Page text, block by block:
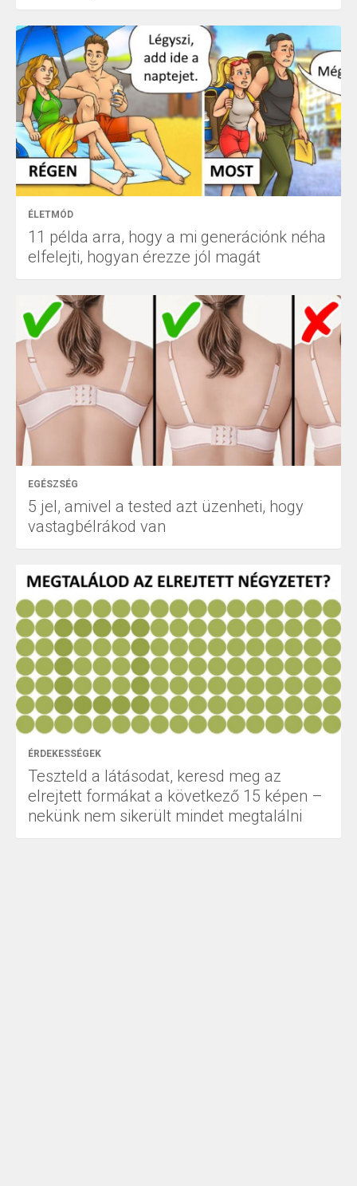
ÉLETMÓD
11 példa arra, hogy a mi generációnk néha
elfelejti, hogyan érezze jól magát
EGÉSZSÉG
5 jel, amivel a tested azt üzenheti, hogy
vastagbélrákod van
ÉRDEKESSÉGEK
Teszteld a látásodat, keresd meg az
elrejtett formákat a következő 15 képen –
nekünk nem sikerült mindet megtalálni